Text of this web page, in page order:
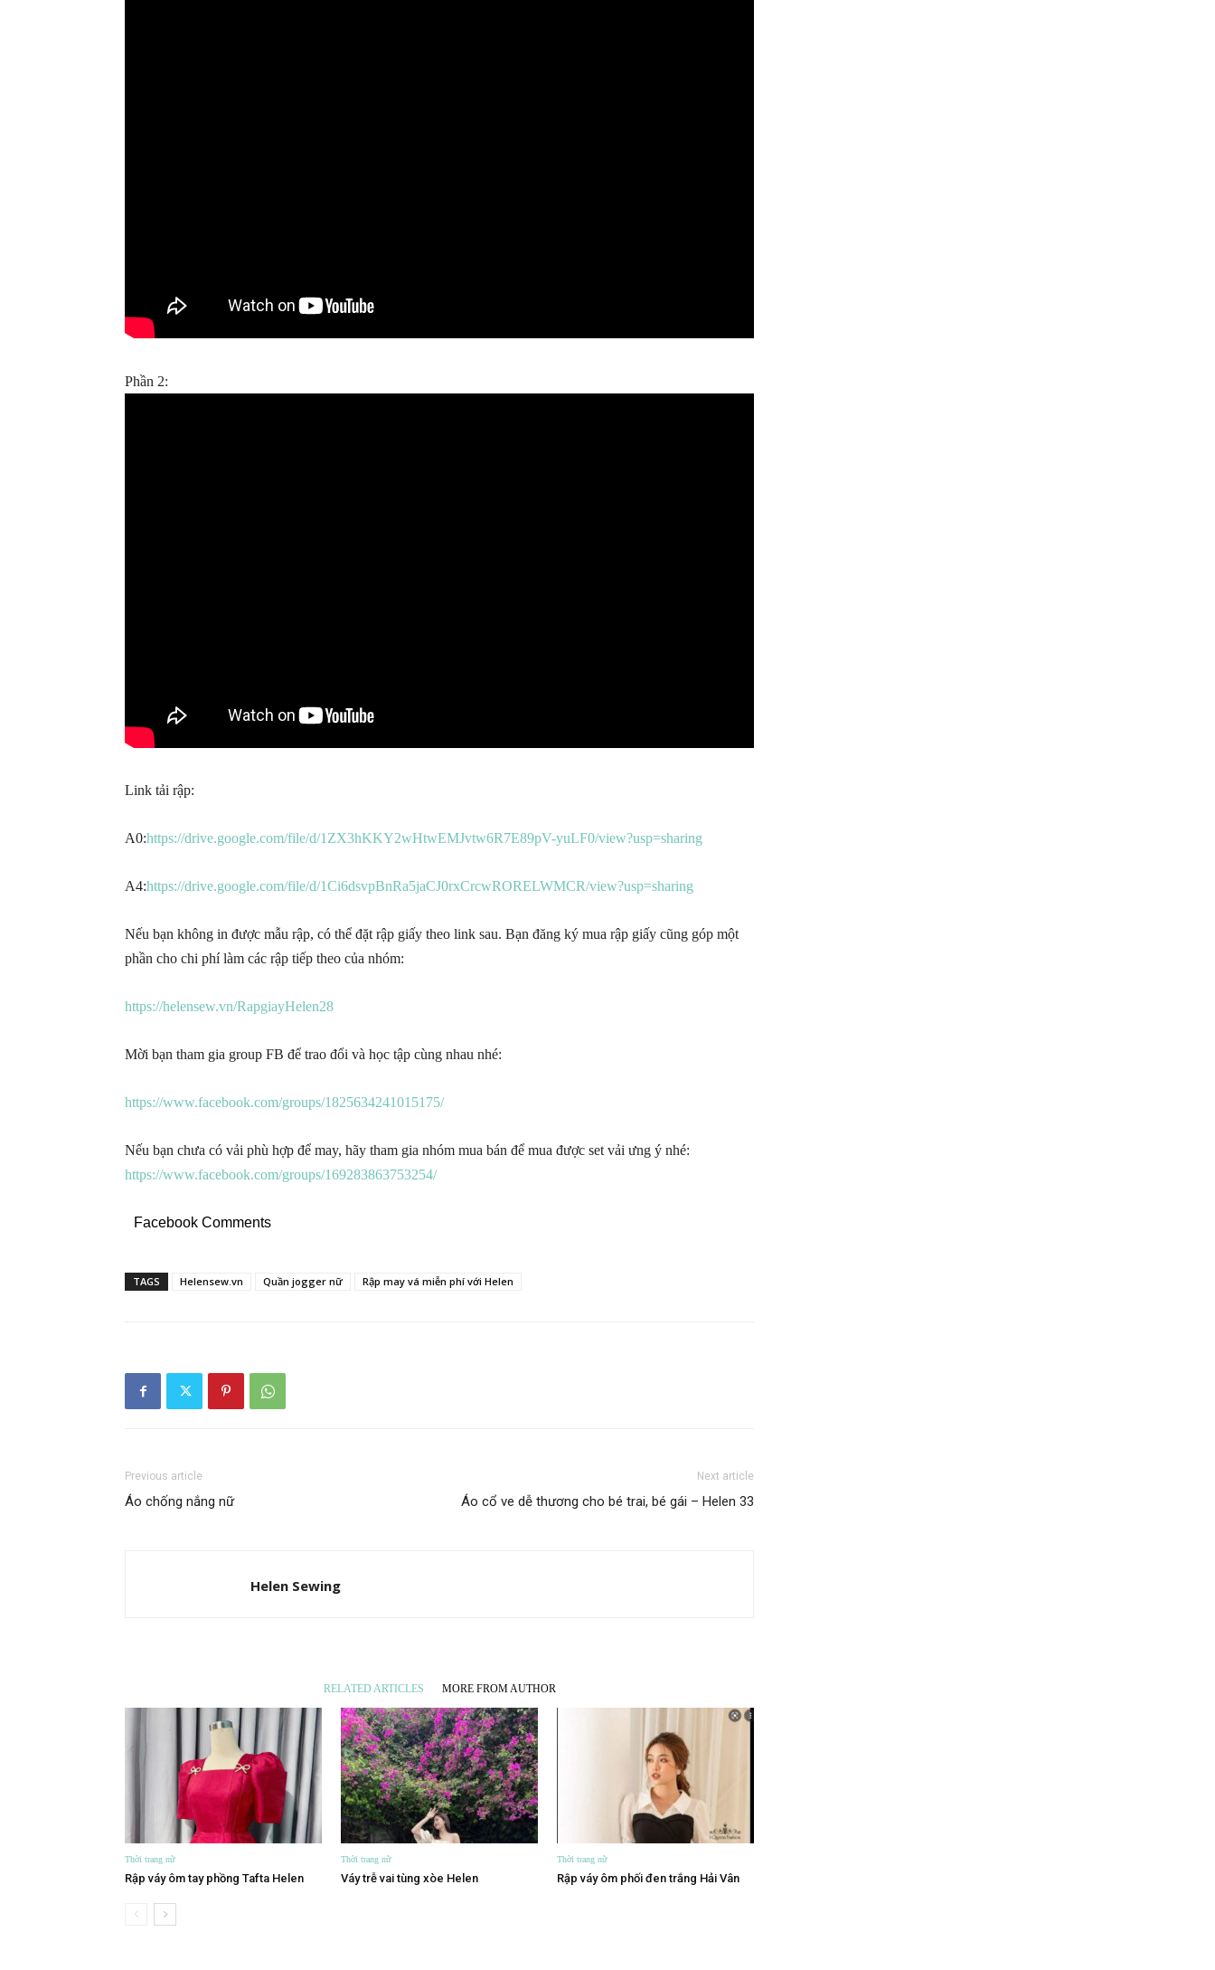
Phần 2:
Link tải rập:
A0:https://drive.google.com/file/d/1ZX3hKKY2wHtwEMJvtw6R7E89pV-yuLF0/view?usp=sharing
A4:https://drive.google.com/file/d/1Ci6dsvpBnRa5jaCJ0rxCrcwRORELWMCR/view?usp=sharing
Nếu bạn không in được mẫu rập, có thể đặt rập giấy theo link sau. Bạn đăng ký mua rập giấy cũng góp một
phần cho chi phí làm các rập tiếp theo của nhóm:
https://helensew.vn/RapgiayHelen28
Mời bạn tham gia group FB để trao đổi và học tập cùng nhau nhé:
https://www.facebook.com/groups/1825634241015175/
Nếu bạn chưa có vải phù hợp để may, hãy tham gia nhóm mua bán để mua được set vải ưng ý nhé:
https://www.facebook.com/groups/169283863753254/
Facebook Comments
TAGS Helensew.vn Quần jogger nữ Rập may vá miễn phí với Helen
Previous article
Áo chống nắng nữ
Next article
Áo cổ ve dễ thương cho bé trai, bé gái – Helen 33
Helen Sewing
RELATED ARTICLES MORE FROM AUTHOR
Thời trang nữ
Rập váy ôm tay phồng Tafta Helen
Thời trang nữ
Váy trễ vai tùng xòe Helen
Thời trang nữ
Rập váy ôm phối đen trắng Hải Vân